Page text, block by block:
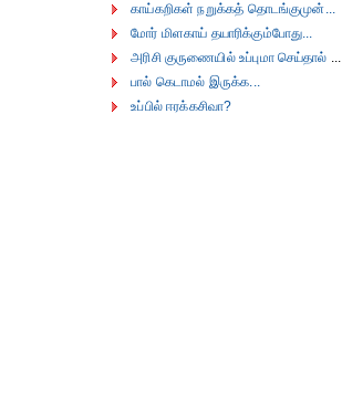
காய்கறிகள் நறுக்கத் தொடங்குமுன்...
மோர் மிளகாய் தயாரிக்கும்போது...
அரிசி குருணையில் உப்புமா செய்தால் ...
பால் கெடாமல் இருக்க...
உப்பில் ஈரக்கசிவா?